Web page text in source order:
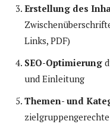
Erstellung des
Links, PDF)
SEO-Optimierung
und Einleitung
Themen- und